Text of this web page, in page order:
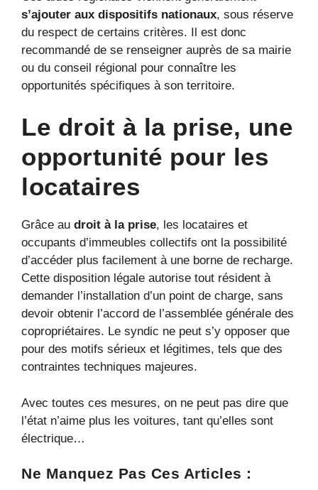
s’ajouter aux dispositifs nationaux, sous réserve
du respect de certains critères. Il est donc
recommandé de se renseigner auprès de sa mairie
ou du conseil régional pour connaître les
opportunités spécifiques à son territoire.
Le droit à la prise, une
opportunité pour les
locataires
Grâce au droit à la prise, les locataires et
occupants d’immeubles collectifs ont la possibilité
d’accéder plus facilement à une borne de recharge.
Cette disposition légale autorise tout résident à
demander l’installation d’un point de charge, sans
devoir obtenir l’accord de l’assemblée générale des
copropriétaires. Le syndic ne peut s’y opposer que
pour des motifs sérieux et légitimes, tels que des
contraintes techniques majeures.
Avec toutes ces mesures, on ne peut pas dire que
l’état n’aime plus les voitures, tant qu’elles sont
électrique…
Ne Manquez Pas Ces Articles :